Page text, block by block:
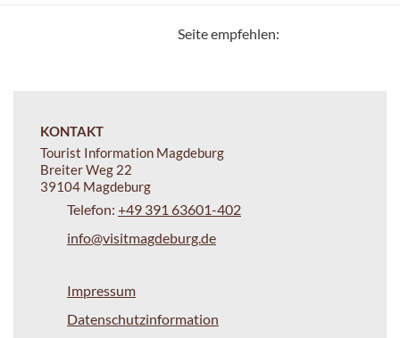
Seite empfehlen:
KONTAKT
Tourist Information Magdeburg
Breiter Weg 22
39104 Magdeburg
Telefon: +49 391 63601-402
info@visitmagdeburg.de
Impressum
Datenschutzinformation